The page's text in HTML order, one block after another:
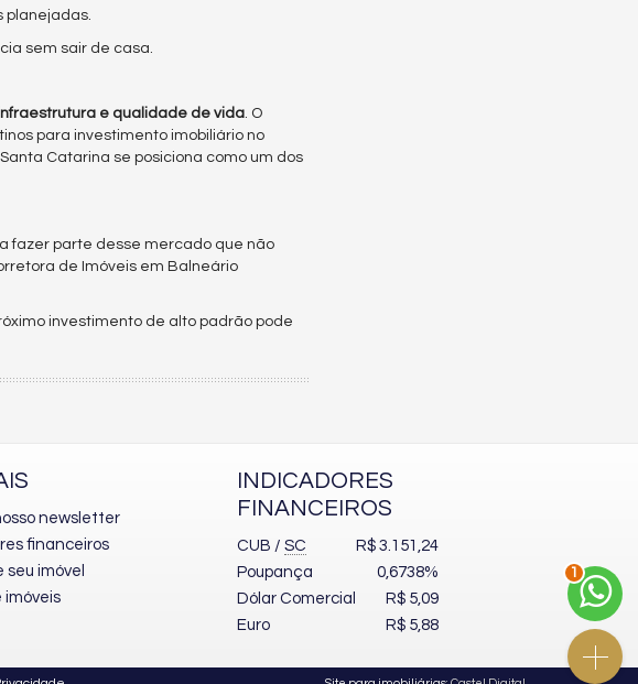
planejadas.
sem sair de casa.
e qualidade de vida . O
para investimento imobiliário no
Catarina se posiciona como um dos
fazer parte desse mercado que não
de Imóveis em Balneário
investimento de alto padrão pode
newsletter
financeiros
imóvel
imóveis
INDICADORES
FINANCEIROS
CUB / SC
R$ 3.151,24
Poupança
0,6738%
Dólar Comercial
R$ 5,09
Euro
R$ 5,88
1